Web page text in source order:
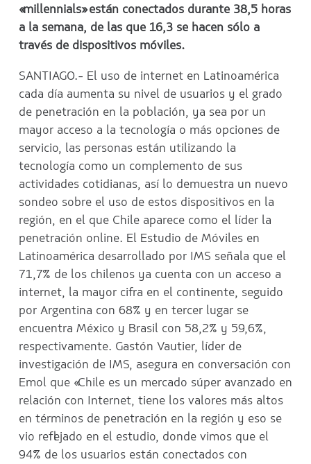
«millennials» están conectados durante 38,5 horas
a la semana, de las que 16,3 se hacen sólo a
través de dispositivos móviles.
SANTIAGO.- El uso de internet en Latinoamérica
cada día aumenta su nivel de usuarios y el grado
de penetración en la población, ya sea por un
mayor acceso a la tecnología o más opciones de
servicio, las personas están utilizando la
tecnología como un complemento de sus
actividades cotidianas, así lo demuestra un nuevo
sondeo sobre el uso de estos dispositivos en la
región, en el que Chile aparece como el líder la
penetración online. El Estudio de Móviles en
Latinoamérica desarrollado por IMS señala que el
71,7% de los chilenos ya cuenta con un acceso a
internet, la mayor cifra en el continente, seguido
por Argentina con 68% y en tercer lugar se
encuentra México y Brasil con 58,2% y 59,6%,
respectivamente. Gastón Vautier, líder de
investigación de IMS, asegura en conversación con
Emol que «Chile es un mercado súper avanzado en
relación con Internet, tiene los valores más altos
en términos de penetración en la región y eso se
vio reflejado en el estudio, donde vimos que el
94% de los usuarios están conectados con